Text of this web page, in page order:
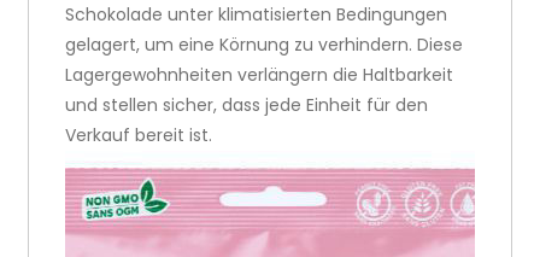
Schokolade unter klimatisierten Bedingungen
gelagert, um eine Körnung zu verhindern. Diese
Lagergewohnheiten verlängern die Haltbarkeit
und stellen sicher, dass jede Einheit für den
Verkauf bereit ist.